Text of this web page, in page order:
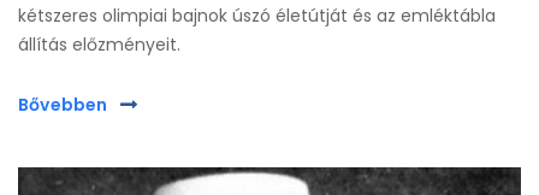
kétszeres olimpiai bajnok úszó életútját és az emléktábla
állítás előzményeit.
Bővebben